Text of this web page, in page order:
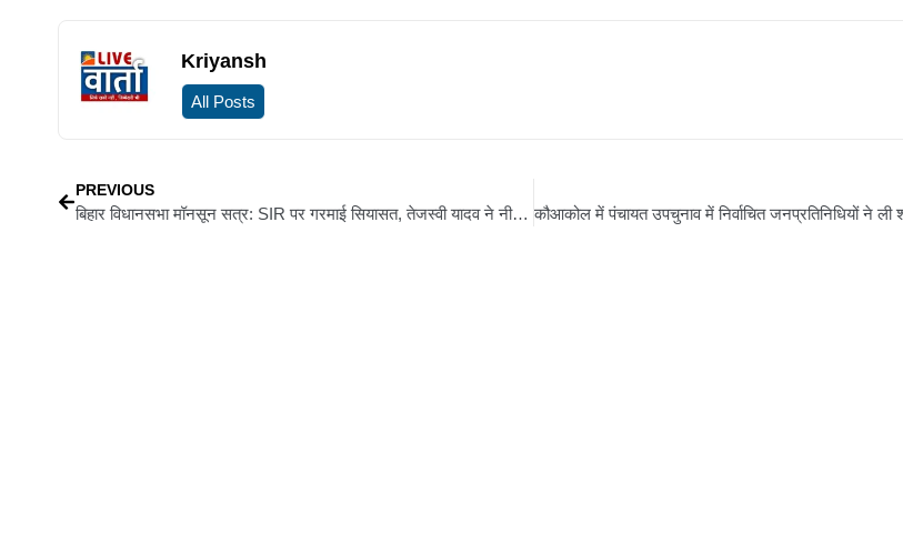
Kriyansh
All Posts
PREVIOUS
बिहार विधानसभा मॉनसून सत्र: SIR पर गरमाई सियासत, तेजस्वी यादव ने नीतीश कुमार से मांगा जवाब